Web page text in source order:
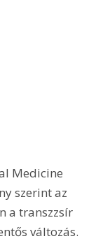
Medicine
szerint az
a transzzsír
változás.